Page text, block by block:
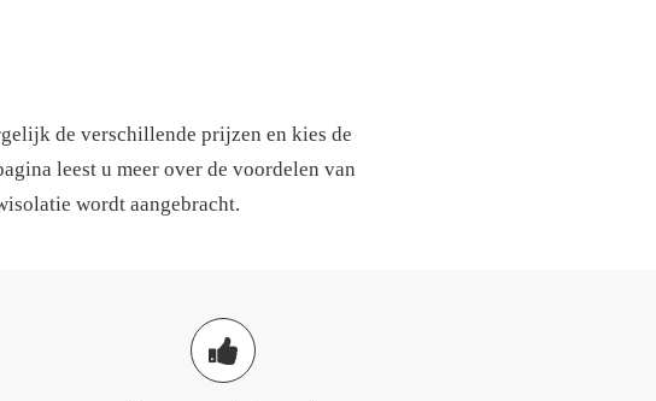
de verschillende prijzen en kies de
leest u meer over de voordelen van
wordt aangebracht.